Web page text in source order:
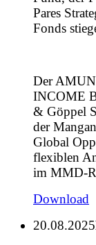
Pares
Fonds
Der
INCOME
& Göppel
der
Global
flexiblen
im MMD-
Download
20.08.2025